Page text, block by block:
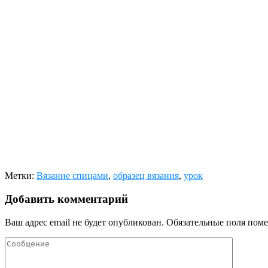
Метки: Вязание спицами, образец вязания, урок
Добавить комментарий
Ваш адрес email не будет опубликован. Обязательные поля